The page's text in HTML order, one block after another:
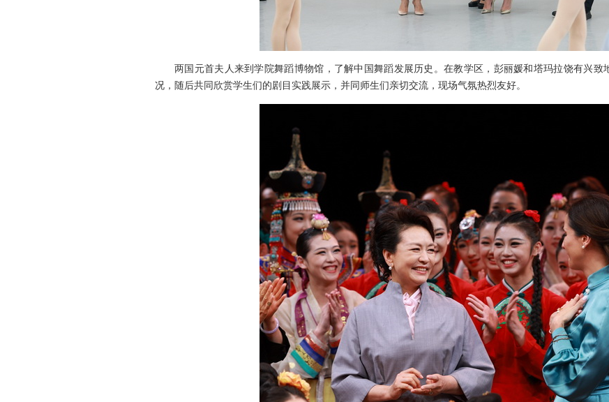
两国元首夫人来到学院舞蹈博物馆，了解中国舞蹈发展历史。在教学区，彭丽媛和塔玛拉饶有兴
况，随后共同欣赏学生们的剧目实践展示，并同师生们亲切交流，现场气氛热烈友好。